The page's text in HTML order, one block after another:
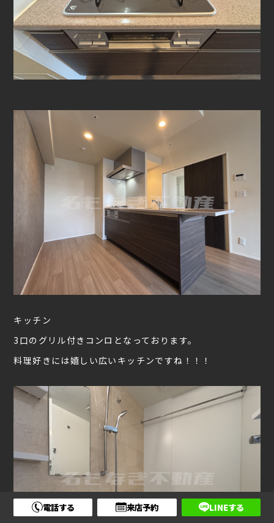
キッチン
3口のグリル付きコンロとなっております。
料理好きには嬉しい広いキッチンですね！！！
電話する 来店予約 LINEする